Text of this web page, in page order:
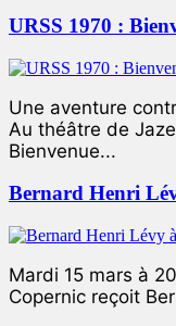
URSS 1970 :
Une aventure
Au théâtre de
Bienvenue...
Bernard Henri
Mardi 15 mars à
Copernic reçoit